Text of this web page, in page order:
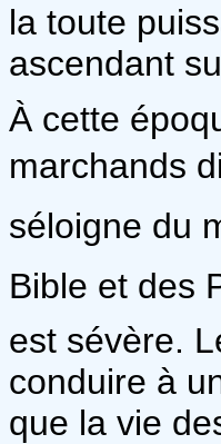
la toute
ascendant
À cette
marchands
séloigne du
Bible et des
est sévère.
conduire à
que la vie